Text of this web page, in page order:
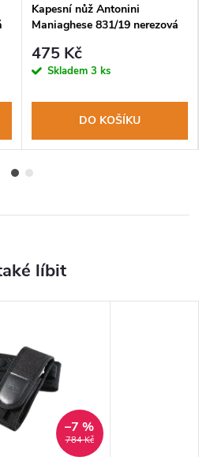
Kapesní nůž Antonini
Maniaghese 831/19 nerezová
475 Kč
Skladem 3 ks
DO KOŠÍKU
784 Kč
–7 %